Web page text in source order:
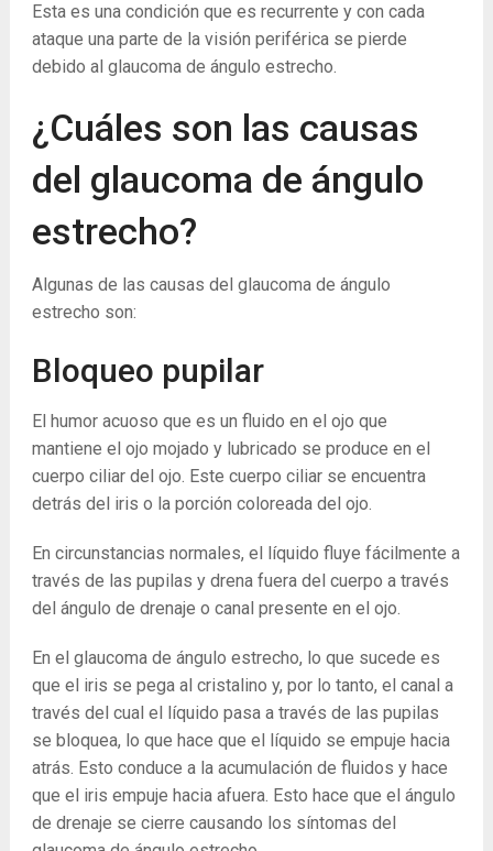
Esta es una condición que es recurrente y con cada
ataque una parte de la visión periférica se pierde
debido al glaucoma de ángulo estrecho.
¿Cuáles son las causas
del glaucoma de ángulo
estrecho?
Algunas de las causas del glaucoma de ángulo
estrecho son:
Bloqueo pupilar
El humor acuoso que es un fluido en el ojo que
mantiene el ojo mojado y lubricado se produce en el
cuerpo ciliar del ojo. Este cuerpo ciliar se encuentra
detrás del iris o la porción coloreada del ojo.
En circunstancias normales, el líquido fluye fácilmente a
través de las pupilas y drena fuera del cuerpo a través
del ángulo de drenaje o canal presente en el ojo.
En el glaucoma de ángulo estrecho, lo que sucede es
que el iris se pega al cristalino y, por lo tanto, el canal a
través del cual el líquido pasa a través de las pupilas
se bloquea, lo que hace que el líquido se empuje hacia
atrás. Esto conduce a la acumulación de fluidos y hace
que el iris empuje hacia afuera. Esto hace que el ángulo
de drenaje se cierre causando los síntomas del